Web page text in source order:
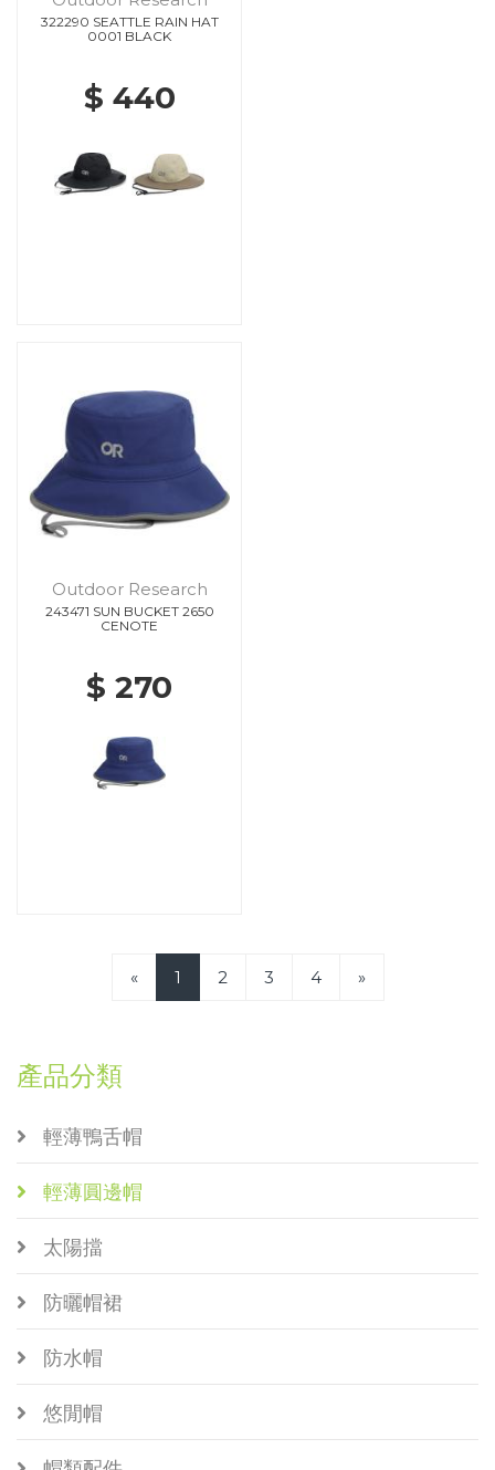
322290 SEATTLE RAIN HAT
0001 BLACK
$ 440
Outdoor Research
243471 SUN BUCKET 2650
CENOTE
$ 270
« 1 2 3 4 »
產品分類
輕薄鴨舌帽
輕薄圓邊帽
太陽擋
防曬帽裙
防水帽
悠閒帽